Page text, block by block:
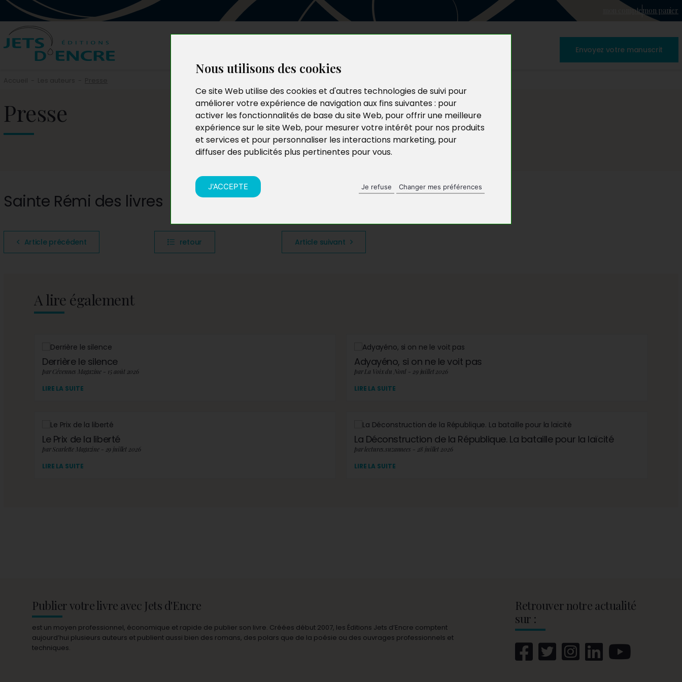
Nous utilisons des cookies
Ce site Web utilise des cookies et d'autres technologies de suivi pour
améliorer votre expérience de navigation aux fins suivantes : pour
activer les fonctionnalités de base du site Web, pour offrir une meilleure
expérience sur le site Web, pour mesurer votre intérêt pour nos produits
et services et pour personnaliser les interactions marketing, pour
diffuser des publicités plus pertinentes pour vous.
J'ACCEPTE Je refuse Changer mes préférences
mon comptemon panier
Envoyez votre manuscrit
Presse
Sainte Rémi des livres
Article précédent retour Article suivant
A lire également
Derrière le silence
par Cévennes Magazine - 15 août 2026
LIRE LA SUITE
Adyayéno, si on ne le voit pas
par La Voix du Nord - 29 juillet 2026
LIRE LA SUITE
Le Prix de la liberté
par Scarlette Magazine - 29 juillet 2026
LIRE LA SUITE
La Déconstruction de la République. La bataille pour la laïcité
par lectures.suzannees - 28 juillet 2026
LIRE LA SUITE
Publier votre livre avec Jets d'Encre
est un moyen professionnel, économique et rapide de publier son livre. Créées début 2007, les Éditions Jets d’Encre comptent
aujourd’hui plusieurs auteurs et publient aussi bien des romans, des polars que de la poésie ou des ouvrages professionnels et
techniques.
Retrouver notre actualité
sur :